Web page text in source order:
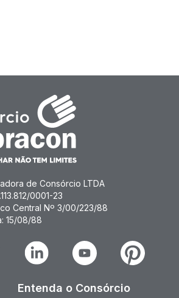
de Consórcio LTDA
0001-23
Central Nº 3/00/223/88
15/08/88
Linkedin Youtube Pinterest
Entenda o Consórcio